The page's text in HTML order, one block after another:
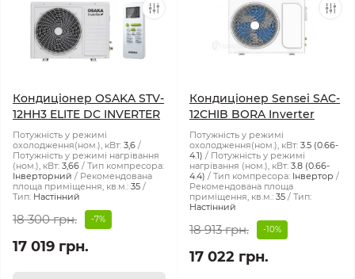
Кондиціонер OSAKA STV-
12HH3 ELITE DC INVERTER
Потужність у режимі
охолодження(ном.), кВт: 3,6
Потужність у режимі нагрівання
(ном.), кВт: 3,66
Тип компресора:
Інверторний
Рекомендована
площа приміщення, кв.м.: 35
Тип: Настінний
18 300 грн. -7%
17 019 грн.
Кондиціонер Sensei SAC-
12CHIB BORA Inverter
Потужність у режимі
охолодження(ном.), кВт: 3.5 (0.66-
4.1)
Потужність у режимі
нагрівання (ном.), кВт: 3.8 (0.66-
4.4)
Тип компресора: Інвертор
Рекомендована площа
приміщення, кв.м.: 35
Тип:
Настінний
18 913 грн. -10%
17 022 грн.